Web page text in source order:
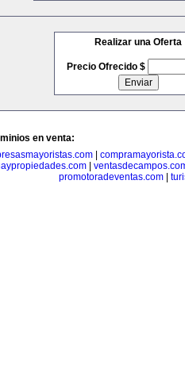
Realizar una Oferta
Precio Ofrecido $
en venta:
|
promotoradeventas.com